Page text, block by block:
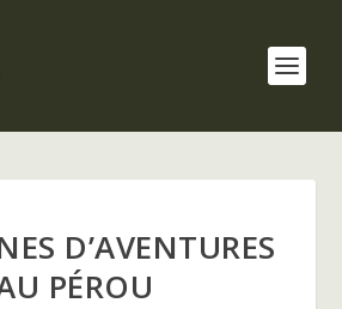
D’AVENTURES
PÉROU